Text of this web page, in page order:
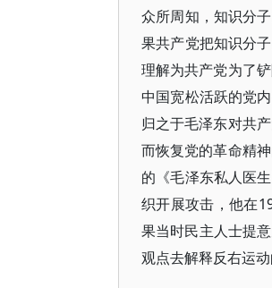
众所周知，知识分
果共产党把知识分
理解为共产党为了
中国宽松活跃的党
归之于毛泽东对共
而恢复党的革命精
的《毛泽东私人医
织开展攻击，他在
果当时民主人士提
观点去解释反右运